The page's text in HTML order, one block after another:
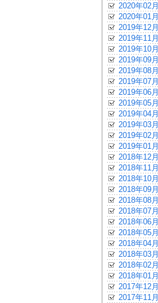
2020年02月
2020年01月
2019年12月
2019年11月
2019年10月
2019年09月
2019年08月
2019年07月
2019年06月
2019年05月
2019年04月
2019年03月
2019年02月
2019年01月
2018年12月
2018年11月
2018年10月
2018年09月
2018年08月
2018年07月
2018年06月
2018年05月
2018年04月
2018年03月
2018年02月
2018年01月
2017年12月
2017年11月